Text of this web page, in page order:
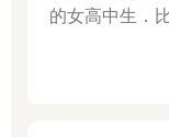
的女高中生．